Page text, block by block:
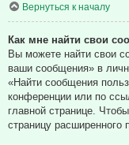
Вернуться к началу
Как мне найти свои
Вы можете найти свои
ваши сообщения» в
«Найти сообщения
конференции или по
главной странице.
страницу расширенного